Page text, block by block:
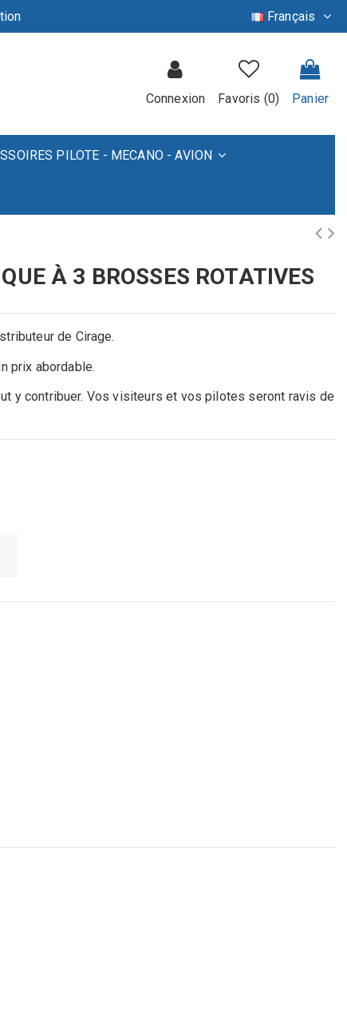
Français
Connexion Favoris (0) Panier
PILOTE - MECANO - AVION
À 3 BROSSES ROTATIVES
de Cirage .
prix abordable.
y contribuer. Vos visiteurs et vos pilotes seront ravis de